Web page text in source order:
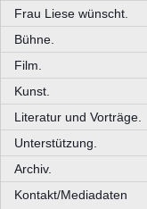
Frau Liese wünscht.
Bühne.
Film.
Kunst.
Literatur und Vorträge.
Unterstützung.
Archiv.
Kontakt/Mediadaten